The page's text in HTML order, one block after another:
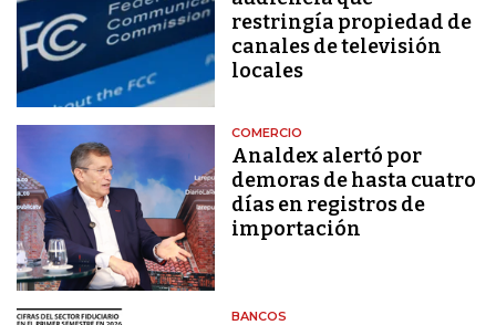
restringía propiedad de
canales de televisión
locales
COMERCIO
Analdex alertó por
demoras de hasta cuatro
días en registros de
importación
BANCOS